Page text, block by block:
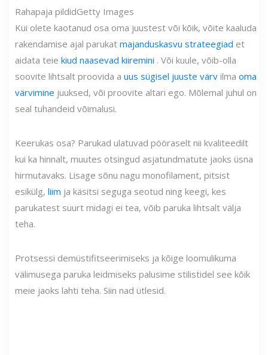
Rahapaja pildidGetty Images
Kui olete kaotanud osa oma juustest või kõik, võite kaaluda
rakendamise ajal parukat majanduskasvu strateegiad et
aidata teie kiud naasevad kiiremini . Või kuule, võib-olla
soovite lihtsalt proovida a uus sügisel juuste värv ilma oma
värvimine juuksed, või proovite altari ego. Mõlemal juhul on
seal tuhandeid võimalusi.
Keerukas osa? Parukad ulatuvad pööraselt nii kvaliteedilt
kui ka hinnalt, muutes otsingud asjatundmatute jaoks üsna
hirmutavaks. Lisage sõnu nagu monofilament, pitsist
esikülg, liim ja käsitsi seguga seotud ning keegi, kes
parukatest suurt midagi ei tea, võib paruka lihtsalt välja
teha.
Protsessi demüstifitseerimiseks ja kõige loomulikuma
välimusega paruka leidmiseks palusime stilistidel see kõik
meie jaoks lahti teha. Siin nad ütlesid.